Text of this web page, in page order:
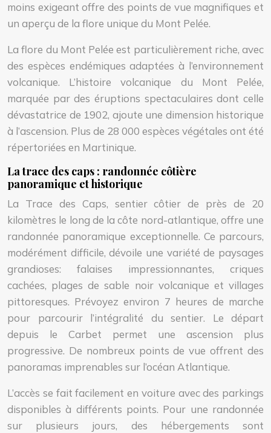
moins exigeant offre des points de vue magnifiques et
un aperçu de la flore unique du Mont Pelée.
La flore du Mont Pelée est particulièrement riche, avec
des espèces endémiques adaptées à l’environnement
volcanique. L’histoire volcanique du Mont Pelée,
marquée par des éruptions spectaculaires dont celle
dévastatrice de 1902, ajoute une dimension historique
à l’ascension. Plus de 28 000 espèces végétales ont été
répertoriées en Martinique.
La trace des caps : randonnée côtière
panoramique et historique
La Trace des Caps, sentier côtier de près de 20
kilomètres le long de la côte nord-atlantique, offre une
randonnée panoramique exceptionnelle. Ce parcours,
modérément difficile, dévoile une variété de paysages
grandioses: falaises impressionnantes, criques
cachées, plages de sable noir volcanique et villages
pittoresques. Prévoyez environ 7 heures de marche
pour parcourir l’intégralité du sentier. Le départ
depuis le Carbet permet une ascension plus
progressive. De nombreux points de vue offrent des
panoramas imprenables sur l’océan Atlantique.
L’accès se fait facilement en voiture avec des parkings
disponibles à différents points. Pour une randonnée
sur plusieurs jours, des hébergements sont